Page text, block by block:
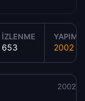
İZLENME
653
YAPIM
2002
2002